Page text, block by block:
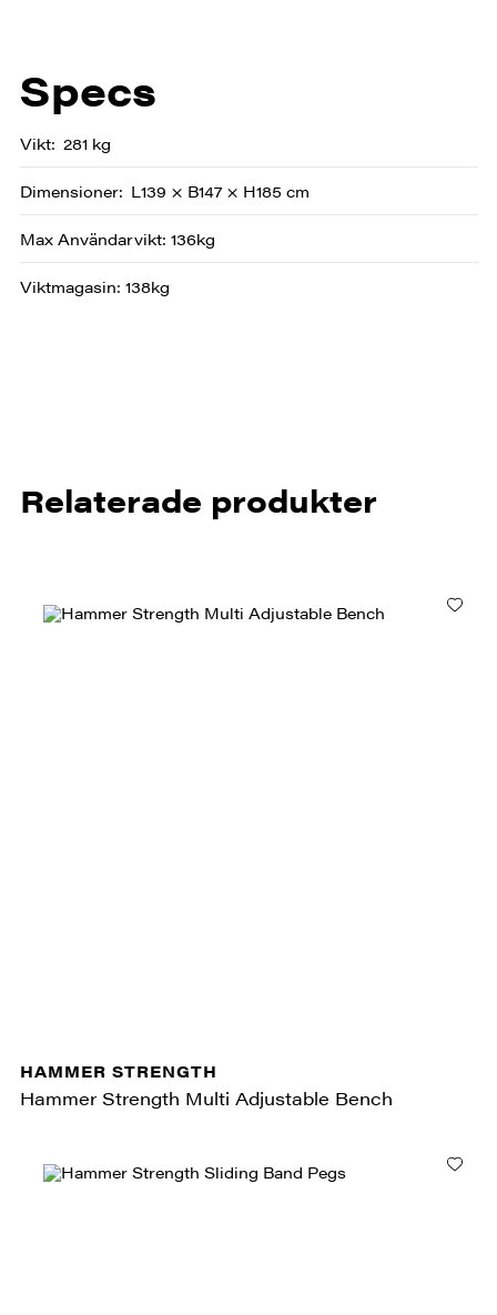
Specs
Vikt 281 kg
Dimensioner L139 × B147 × H185 cm
Max Användarvikt: 136kg
Viktmagasin: 138kg
Relaterade produkter
HAMMER STRENGTH
Hammer Strength Multi Adjustable Bench